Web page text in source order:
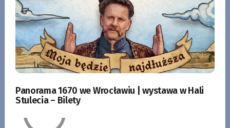
Panorama 1670 we Wrocławiu | wystawa w Hali
Stulecia – Bilety